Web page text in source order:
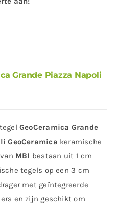
Grande Piazza Napoli
GeoCeramica Grande
GeoCeramica keramische
MBI bestaan uit 1 cm
tegels op een 3 cm
met geïntegreerde
en zijn geschikt om